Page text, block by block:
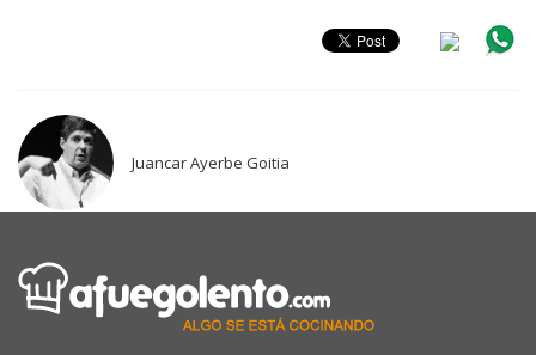
Juancar Ayerbe Goitia